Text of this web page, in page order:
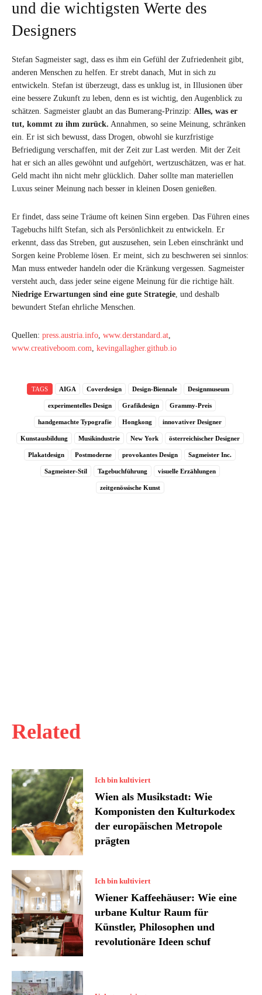
Related
Ich bin kultiviert
Wien als Musikstadt: Wie
Komponisten den Kulturkodex
der europäischen Metropole
prägten
Ich bin kultiviert
Wiener Kaffeehäuser: Wie eine
urbane Kultur Raum für
Künstler, Philosophen und
revolutionäre Ideen schuf
und die wichtigsten Werte des
Designers
Stefan Sagmeister sagt, dass es ihm ein Gefühl der Zufriedenheit gibt,
anderen Menschen zu helfen. Er strebt danach, Mut in sich zu
entwickeln. Stefan ist überzeugt, dass es unklug ist, in Illusionen über
eine bessere Zukunft zu leben, denn es ist wichtig, den Augenblick zu
schätzen. Sagmeister glaubt an das Bumerang-Prinzip: Alles, was er
tut, kommt zu ihm zurück. Annahmen, so seine Meinung, schränken
ein. Er ist sich bewusst, dass Drogen, obwohl sie kurzfristige
Befriedigung verschaffen, mit der Zeit zur Last werden. Mit der Zeit
hat er sich an alles gewöhnt und aufgehört, wertzuschätzen, was er hat.
Geld macht ihn nicht mehr glücklich. Daher sollte man materiellen
Luxus seiner Meinung nach besser in kleinen Dosen genießen.
Er findet, dass seine Träume oft keinen Sinn ergeben. Das Führen eines
Tagebuchs hilft Stefan, sich als Persönlichkeit zu entwickeln. Er
erkennt, dass das Streben, gut auszusehen, sein Leben einschränkt und
Sorgen keine Probleme lösen. Er meint, sich zu beschweren sei sinnlos:
Man muss entweder handeln oder die Kränkung vergessen. Sagmeister
versteht auch, dass jeder seine eigene Meinung für die richtige hält.
Niedrige Erwartungen sind eine gute Strategie, und deshalb
bewundert Stefan ehrliche Menschen.
Quellen: press.austria.info, www.derstandard.at,
www.creativeboom.com, kevingallagher.github.io
TAGS AIGA Coverdesign Design-Biennale Designmuseum
experimentelles Design Grafikdesign Grammy-Preis
handgemachte Typografie Hongkong innovativer Designer
Kunstausbildung Musikindustrie New York österreichischer Designer
Plakatdesign Postmoderne provokantes Design Sagmeister Inc.
Sagmeister-Stil Tagebuchführung visuelle Erzählungen
zeitgenössische Kunst